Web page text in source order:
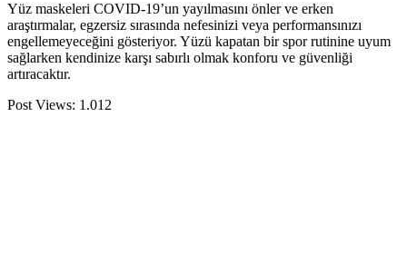
Yüz maskeleri COVID-19’un yayılmasını önler ve erken
araştırmalar, egzersiz sırasında nefesinizi veya performansınızı
engellemeyeceğini gösteriyor. Yüzü kapatan bir spor rutinine uyum
sağlarken kendinize karşı sabırlı olmak konforu ve güvenliği
artıracaktır.
Post Views: 1.012